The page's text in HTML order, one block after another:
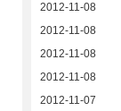
2012-11-08
2012-11-08
2012-11-08
2012-11-08
2012-11-07